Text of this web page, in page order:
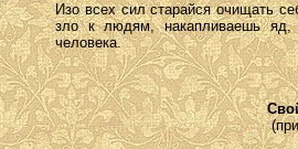
Изо всех сил старайся очищать
зло к людям, накапливаешь яд,
человека.